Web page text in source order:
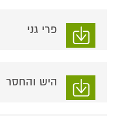
פרי גני
היש והחסר